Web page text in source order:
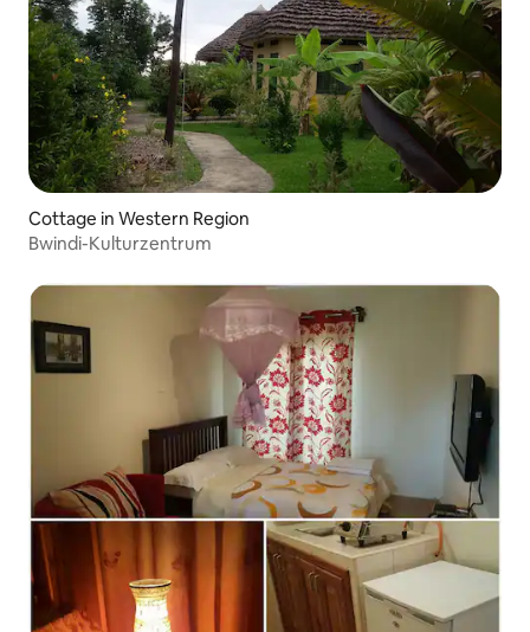
Cottage in Western Region
Bwindi-Kulturzentrum